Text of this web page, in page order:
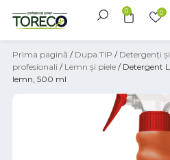
0 0
Prima pagină / Dupa TIP / Detergenți
profesionali / Lemn și piele / Detergent
lemn, 500 ml